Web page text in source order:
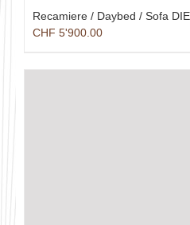
Recamiere / Daybed / Sofa
CHF 5'900.00